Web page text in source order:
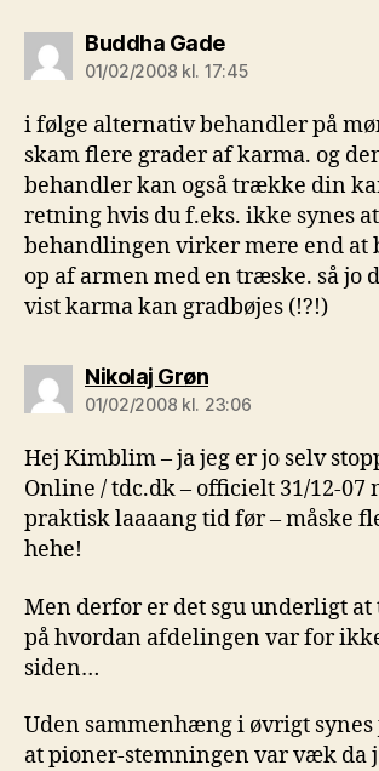
Buddha Gadesiger:
01/02/2008 kl. 17:45
i følge alternativ behandler på
skam flere grader af karma. og
behandler kan også trække din
retning hvis du f.eks. ikke synes at
behandlingen virker mere end at
op af armen med en træske. så jo
vist karma kan gradbøjes (!?!)
Nikolaj Grønsiger:
01/02/2008 kl. 23:06
Hej Kimblim – ja jeg er jo selv
Online / tdc.dk – officielt 31/12-07
praktisk laaaang tid før – måske
hehe!
Men derfor er det sgu underligt
på hvordan afdelingen var for
siden…
Uden sammenhæng i øvrigt synes
at pioner-stemningen var væk da